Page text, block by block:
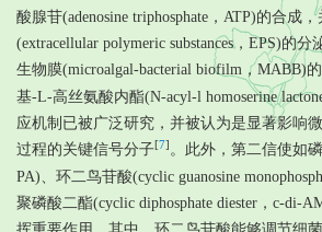
酸腺苷(adenosine triphosphate，ATP)的合成
(extracellular polymeric substances，EPS)的
生物膜(microalgal-bacterial biofilm，MABB)
基-L-高丝氨酸内酯(N-acyl-l homoserine
应机制已被广泛研究，并被认为是显著影响
过程的关键信号分子[7] 。此外，第二信使如磷
PA)、环二鸟苷酸(cyclic guanosine
聚磷酸二酯(cyclic diphosphate diester，c-di-